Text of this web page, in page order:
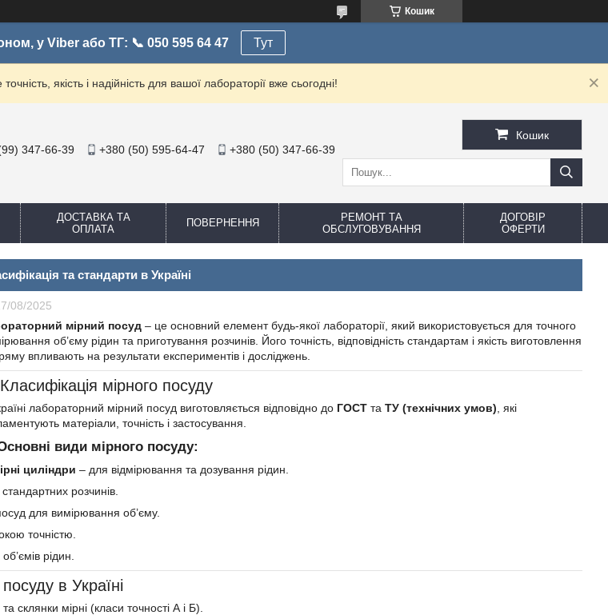
Кошик
у Viber або ТГ: 📞 050 595 64 47 Тут
якість і надійність для вашої лабораторії вже сьогодні!
347-66-39 +380 (50) 595-64-47 +380 (50) 347-66-39
Кошик
ДОСТАВКА ТА
ОПЛАТА
ПОВЕРНЕННЯ
РЕМОНТ ТА
ОБСЛУГОВУВАННЯ
ДОГОВІР
ОФЕРТИ
та стандарти в Україні
08/2025
мірний посуд – це основний елемент будь-якої лабораторії, який використовується для точного
об’єму рідин та приготування розчинів. Його точність, відповідність стандартам і якість виготовлення
впливають на результати експериментів і досліджень.
мірного посуду
лабораторний мірний посуд виготовляється відповідно до ГОСТ та ТУ (технічних умов) , які
матеріали, точність і застосування.
види мірного посуду:
циліндри – для відмірювання та дозування рідин.
розчинів.
для вимірювання об’єму.
точністю.
рідин.
в Україні
склянки мірні (класи точності А і Б).